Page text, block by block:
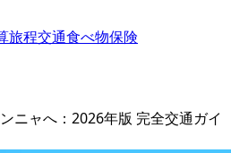
旅程交通食べ物保険
ニャへ：2026年版 完全交通ガイ